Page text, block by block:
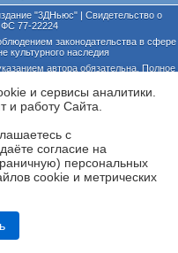
(LHC-X) на платформе
"3ДНьюс" | Свидетельство о
77-22224
законодательства в сфере
культурного наследия
автора обязательна. Полное
и возможно только с согласия
и сервисы аналитики.
и работу Cайта.
с
согласие на
персональных
cookie и метрических